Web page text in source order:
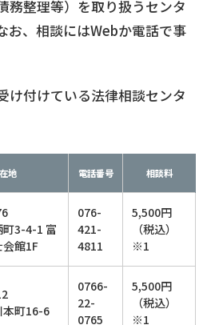
務整理等）を取り扱うセンタ
お、相談にはWebか電話で事
け付けている法律相談センタ
地 電話番号 相談料
町3-4-1 富
会館1F
076-
421-
4811
5,500円
（税込）
※1
本町16-6
0766-
22-
0765
5,500円
（税込）
※1